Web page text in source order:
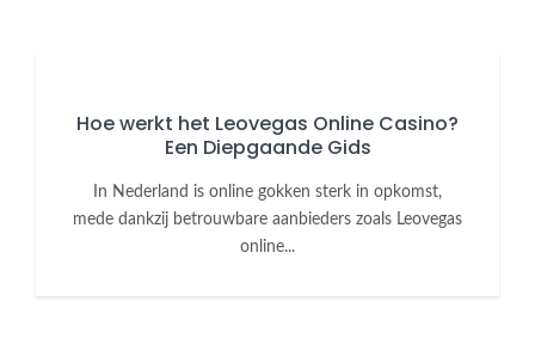
Hoe werkt het Leovegas Online Casino?
Een Diepgaande Gids
In Nederland is online gokken sterk in opkomst,
mede dankzij betrouwbare aanbieders zoals Leovegas
online...